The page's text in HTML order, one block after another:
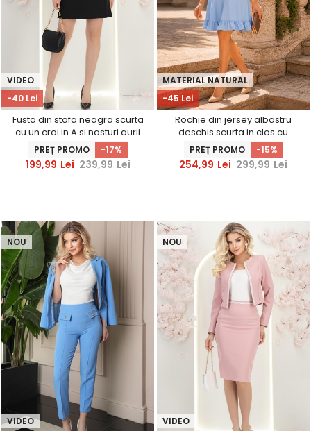
-40 Lei
VIDEO
Fusta din stofa neagra scurta
cu un croi in A si nasturi aurii
decorativi - StarShinerS
PREȚ PROMO -17%
199,99 Lei 239,99 Lei
-45 Lei
MATERIAL NATURAL
Rochie din jersey albastru
deschis scurta in clos cu
accesoriu tip curea -
StarShinerS
PREȚ PROMO -15%
254,99 Lei 299,99 Lei
VIDEO
NOU
VIDEO
NOU